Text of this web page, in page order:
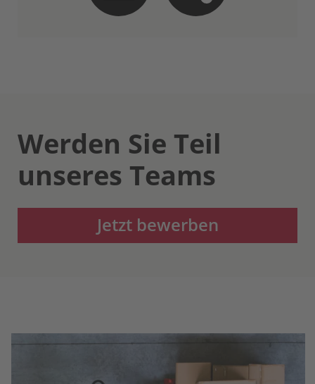
Werden Sie Teil
unseres Teams
Jetzt bewerben